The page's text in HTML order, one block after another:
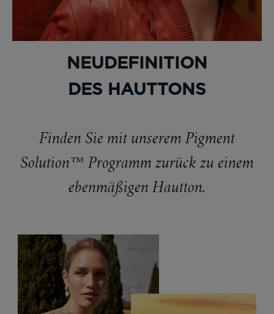
NEUDEFINITION
DES HAUTTONS
Finden Sie mit unserem Pigment
Solution™ Programm zurück zu einem
ebenmäßigen Hautton.